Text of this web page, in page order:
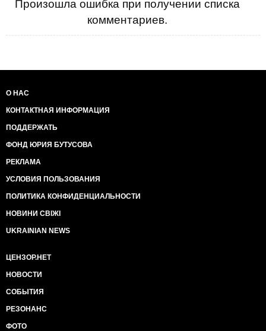
Произошла ошибка при получении списка
комментариев.
О НАС
КОНТАКТНАЯ ИНФОРМАЦИЯ
ПОДДЕРЖАТЬ
ФОНД ЮРИЯ БУТУСОВА
РЕКЛАМА
УСЛОВИЯ ПОЛЬЗОВАНИЯ
ПОЛИТИКА КОНФИДЕНЦИАЛЬНОСТИ
НОВИНИ СВІЖІ
UKRAINIAN NEWS
ЦЕНЗОР.НЕТ
НОВОСТИ
СОБЫТИЯ
РЕЗОНАНС
ФОТО